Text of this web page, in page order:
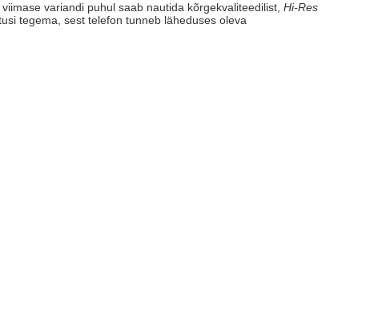
variandi puhul saab nautida kõrgekvaliteedilist, Hi-Res
tegema, sest telefon tunneb läheduses oleva